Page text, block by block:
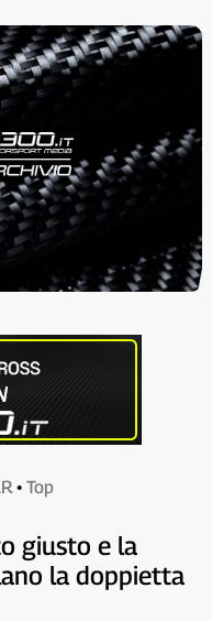
• Top
giusto e la
la doppietta